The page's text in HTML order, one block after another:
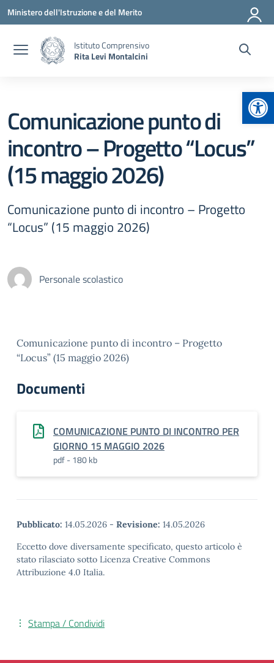
Vai ai contenuti
Vai al menu di navigazione
Vai al footer
Ministero dell'Istruzione e del Merito
Istituto Comprensivo
Rita Levi Montalcini
Comunicazione punto di
incontro – Progetto “Locus”
(15 maggio 2026)
Comunicazione punto di incontro – Progetto
“Locus” (15 maggio 2026)
Personale scolastico
Comunicazione punto di incontro – Progetto
“Locus” (15 maggio 2026)
Documenti
COMUNICAZIONE PUNTO DI INCONTRO PER
GIORNO 15 MAGGIO 2026
pdf - 180 kb
Pubblicato: 14.05.2026 - Revisione: 14.05.2026
Eccetto dove diversamente specificato, questo articolo è
stato rilasciato sotto Licenza Creative Commons
Attribuzione 4.0 Italia.
Stampa / Condividi